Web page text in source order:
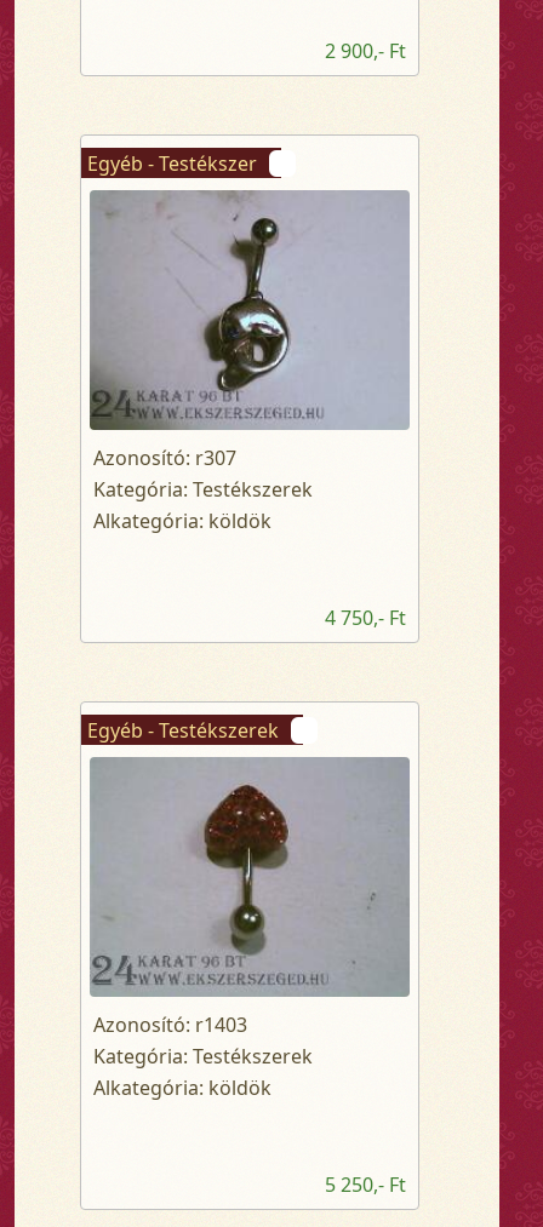
2 900,- Ft
Egyéb - Testékszer
Azonosító: r307
Kategória: Testékszerek
Alkategória: köldök
4 750,- Ft
Egyéb - Testékszerek
Azonosító: r1403
Kategória: Testékszerek
Alkategória: köldök
5 250,- Ft